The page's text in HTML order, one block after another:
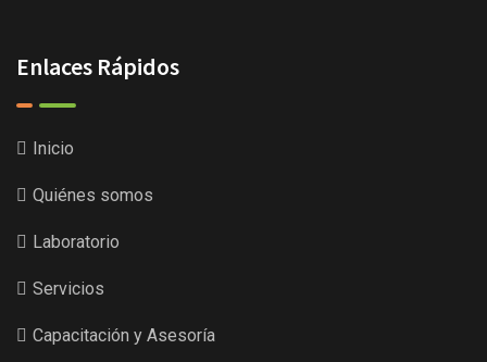
Enlaces Rápidos
Inicio
Quiénes somos
Laboratorio
Servicios
Capacitación y Asesoría